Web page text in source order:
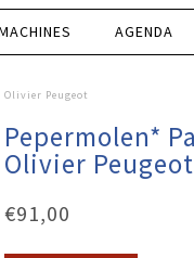
AGENDA
Peugeot
Pepermolen*
Olivier Peugeot
€91,00